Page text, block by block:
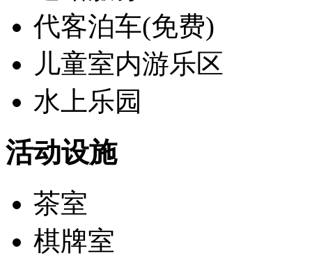
代客泊车(免费)
儿童室内游乐区
水上乐园
活动设施
茶室
棋牌室